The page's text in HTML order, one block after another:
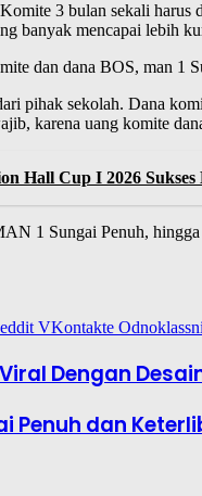
3 bulan sekali
banyak mencapai lebih
dan dana BOS, man 1
pihak sekolah. Dana
karena uang komite
Hall Cup I 2026
1 Sungai Penuh,
VKontakte
Dengan
Penuh dan